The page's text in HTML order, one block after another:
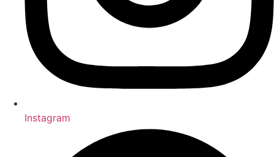
Instagram